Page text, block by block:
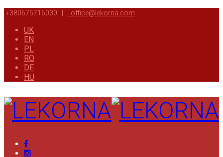
+380675716030 | office@lekorna.com
UK
EN
PL
RO
DE
HU